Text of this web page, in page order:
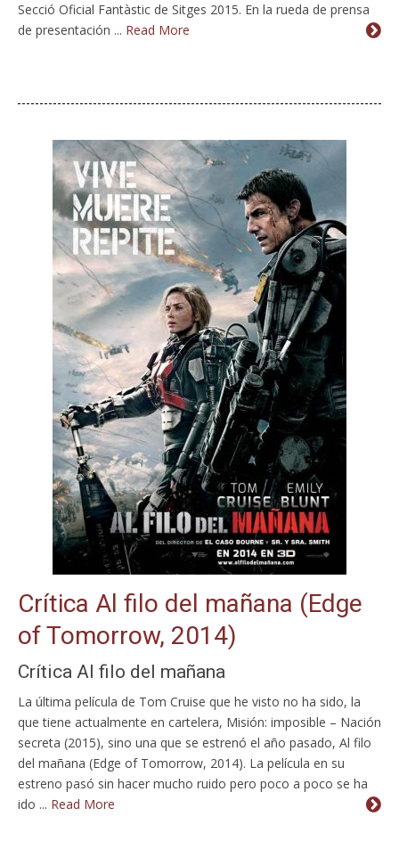
Secció Oficial Fantàstic de Sitges 2015. En la rueda de prensa
de presentación ... Read More
Crítica Al filo del mañana (Edge
of Tomorrow, 2014)
Crítica Al filo del mañana
La última película de Tom Cruise que he visto no ha sido, la
que tiene actualmente en cartelera, Misión: imposible – Nación
secreta (2015), sino una que se estrenó el año pasado, Al filo
del mañana (Edge of Tomorrow, 2014). La película en su
estreno pasó sin hacer mucho ruido pero poco a poco se ha
ido ... Read More